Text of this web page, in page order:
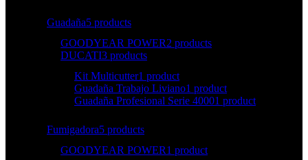
Guadaña5 products
GOODYEAR POWER2 products
DUCATI3 products
Kit Multicutter1 product
Guadaña Trabajo Liviano1 product
Guadaña Profesional Serie 40001 product
Fumigadora5 products
GOODYEAR POWER1 product